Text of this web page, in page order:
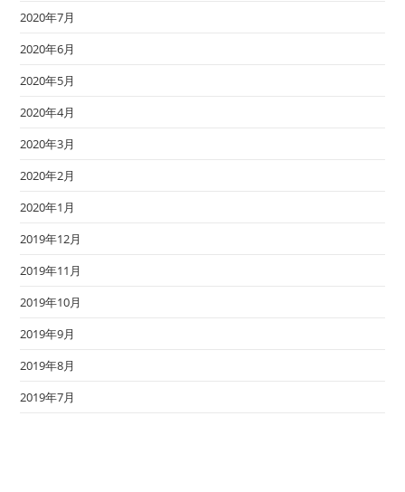
2020年7月
2020年6月
2020年5月
2020年4月
2020年3月
2020年2月
2020年1月
2019年12月
2019年11月
2019年10月
2019年9月
2019年8月
2019年7月